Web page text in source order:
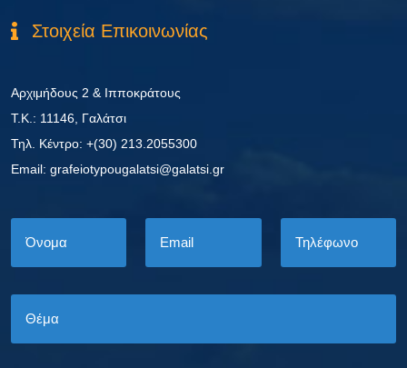
Στοιχεία Επικοινωνίας
Αρχιμήδους 2 & Ιπποκράτους
Τ.Κ.: 11146, Γαλάτσι
Τηλ. Κέντρο: +(30) 213.2055300
Εmail: grafeiotypougalatsi@galatsi.gr